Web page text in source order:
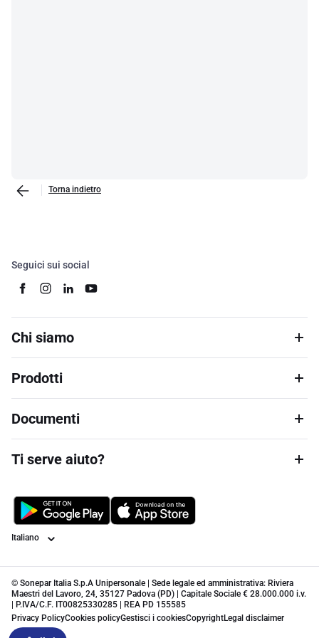
Torna indietro
Seguici sui social
Chi siamo
Prodotti
Documenti
Ti serve aiuto?
Lingua
© Sonepar Italia S.p.A Unipersonale | Sede legale ed amministrativa: Riviera
Maestri del Lavoro, 24, 35127 Padova (PD) | Capitale Sociale € 28.000.000 i.v.
| P.IVA/C.F. IT00825330285 | REA PD 155585
Privacy PolicyCookies policyGestisci i cookiesCopyrightLegal disclaimer